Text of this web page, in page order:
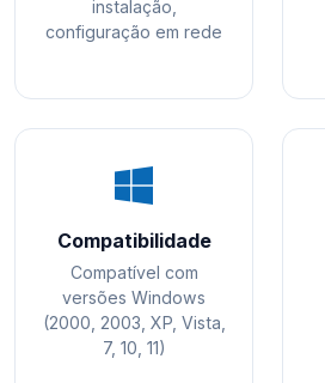
instalação,
configuração em rede
Compatibilidade
Compatível com
versões Windows
(2000, 2003, XP, Vista,
7, 10, 11)